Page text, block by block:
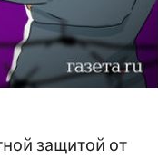
защитой от